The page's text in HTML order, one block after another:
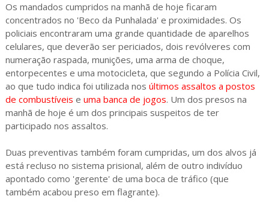
Os mandados cumpridos na manhã de hoje ficaram
concentrados no 'Beco da Punhalada' e proximidades. Os
policiais encontraram uma grande quantidade de aparelhos
celulares, que deverão ser periciados, dois revólveres com
numeração raspada, munições, uma arma de choque,
entorpecentes e uma motocicleta, que segundo a Polícia Civil,
ao que tudo indica foi utilizada nos últimos assaltos a postos
de combustíveis e uma banca de jogos. Um dos presos na
manhã de hoje é um dos principais suspeitos de ter
participado nos assaltos.
Duas preventivas também foram cumpridas, um dos alvos já
está recluso no sistema prisional, além de outro indivíduo
apontado como 'gerente' de uma boca de tráfico (que
também acabou preso em flagrante).